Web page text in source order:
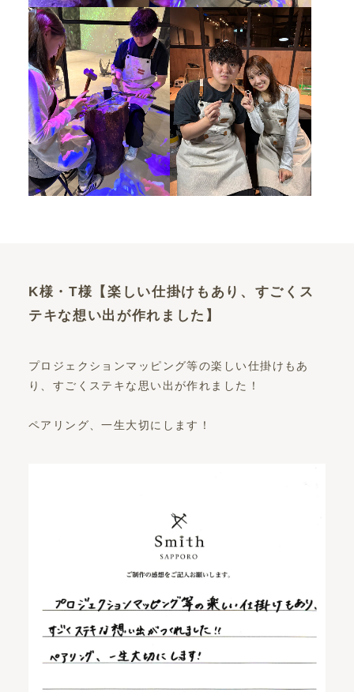
K様・T様【楽しい仕掛けもあり、すごくス
テキな想い出が作れました】
プロジェクションマッピング等の楽しい仕掛けもあ
り、すごくステキな思い出が作れました！
ペアリング、一生大切にします！